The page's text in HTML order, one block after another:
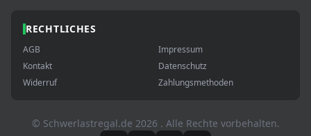
RECHTLICHES
AGB
Impressum
Kontakt
Datenschutz
Widerruf
Zahlungsmethoden
© Schwerlastregal.de 2026 . Alle Rechte vorbehalten.